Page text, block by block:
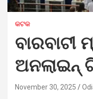
କଟକ
ବାରବାଟୀ
ଅନଲାଇନ୍
November 30, 2025